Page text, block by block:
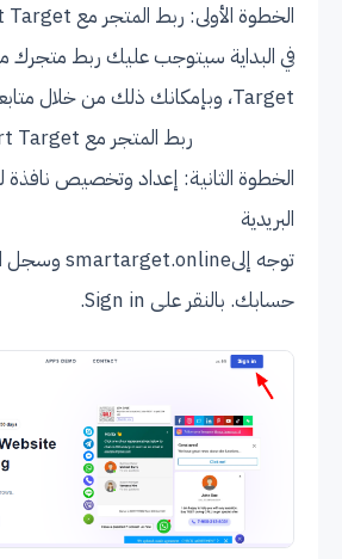
الخطوة الأولى: ربط المتجر مع Smart Target
Target، وبإمكانك ذلك من خلال متابعة المقال التالي:
ربط المتجر مع Smart Target
الخطوة الثانية: إعداد وتخصيص نافذة
البريدية
توجه إلىsmartarget.online وسجل
حسابك. بالنقر على Sign in.